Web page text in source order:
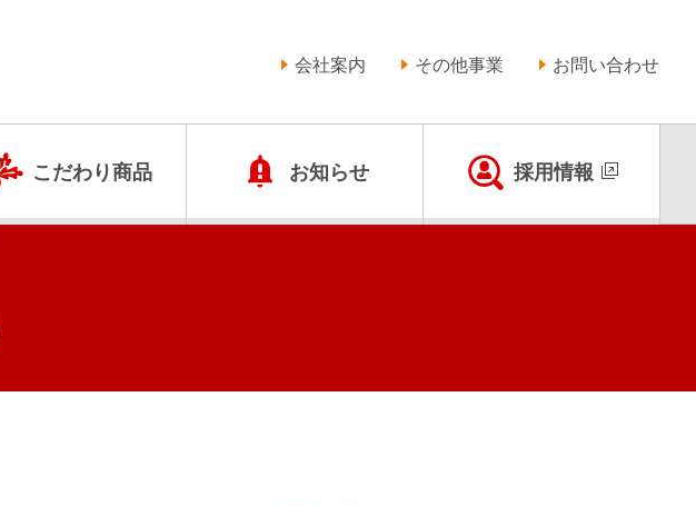
こだわり商品 お知らせ 採用情報
会社案内 その他事業 お問い合わせ